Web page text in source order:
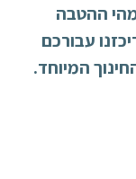
ההטבה
עבורכם
המיוחד.